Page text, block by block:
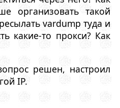
организовать такой
vardump туда и
какие-то прокси? Как
решен, настроил
IP.